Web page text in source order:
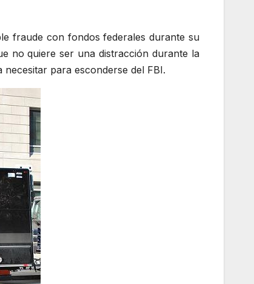
fraude con fondos federales durante su
no quiere ser una distracción durante la
para esconderse del FBI.